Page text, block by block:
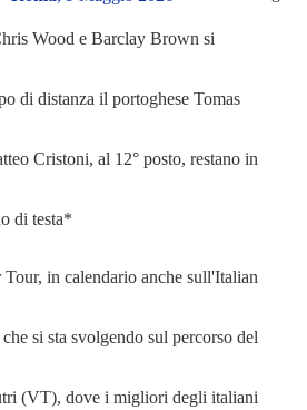
Wood e Barclay Brown si
di distanza il portoghese Tomas
Cristoni, al 12° posto, restano in
di testa*
in calendario anche sull'Italian
si sta svolgendo sul percorso del
(VT), dove i migliori degli italiani